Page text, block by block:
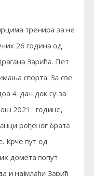
тренира за не
26 година од
Зарића. Пет
спорта. За све
4. дан док су за
2021. године,
рођеног брата
Крче пут од
домета попут
и најмлађи Зарић